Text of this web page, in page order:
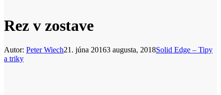
Rez v zostave
Autor: Peter Wiech21. júna 20163 augusta, 2018Solid Edge – Tipy
a triky